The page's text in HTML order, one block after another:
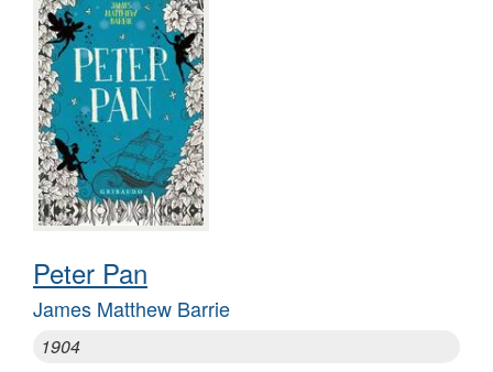
Peter Pan
James Matthew Barrie
1904